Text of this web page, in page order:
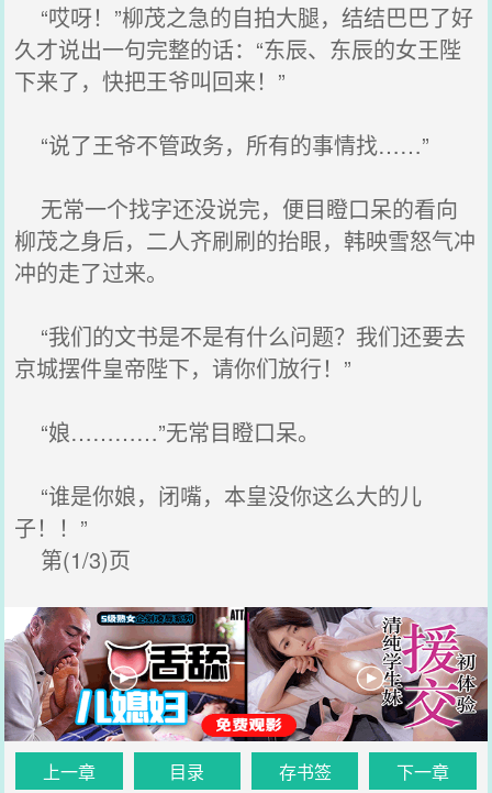
“哎呀！”柳茂之急的自拍大腿，结结巴巴了好
久才说出一句完整的话：“东辰、东辰的女王陛
下来了，快把王爷叫回来！”
“说了王爷不管政务，所有的事情找……”
无常一个找字还没说完，便目瞪口呆的看向
柳茂之身后，二人齐刷刷的抬眼，韩映雪怒气冲
冲的走了过来。
“我们的文书是不是有什么问题？我们还要去
京城摆件皇帝陛下，请你们放行！”
“娘…………”无常目瞪口呆。
“谁是你娘，闭嘴，本皇没你这么大的儿
子！！”
第(1/3)页
上一章 目录 存书签 下一章